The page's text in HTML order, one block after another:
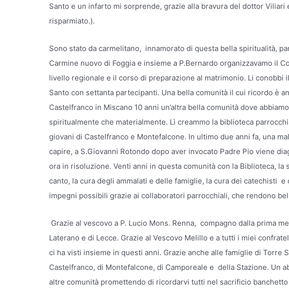
Santo e un infarto mi sorprende, grazie alla bravura del dottor Viliari
risparmiato.).
Sono stato da carmelitano, innamorato di questa bella spiritualità,
Carmine nuovo di Foggia e insieme a P.Bernardo organizzavamo il
livello regionale e il corso di preparazione al matrimonio. Li conobbi
Santo con settanta partecipanti. Una bella comunità il cui ricordo è
Castelfranco in Miscano 10 anni un’altra bella comunità dove
spiritualmente che materialmente. Lì creammo la biblioteca
giovani di Castelfranco e Montefalcone. In ultimo due anni fa, una
capire, a S.Giovanni Rotondo dopo aver invocato Padre Pio viene
ora in risoluzione. Venti anni in questa comunità con la Biblioteca, la
canto, la cura degli ammalati e delle famiglie, la cura dei catechisti
impegni possibili grazie ai collaboratori parrocchiali, che rendono
Grazie al vescovo a P. Lucio Mons. Renna, compagno dalla prima
Laterano e di Lecce. Grazie al Vescovo Melillo e a tutti i miei
ci ha visti insieme in questi anni. Grazie anche alle famiglie di Torre
Castelfranco, di Montefalcone, di Camporeale e della Stazione. Un
altre comunità promettendo di ricordarvi tutti nel sacrificio banchetto